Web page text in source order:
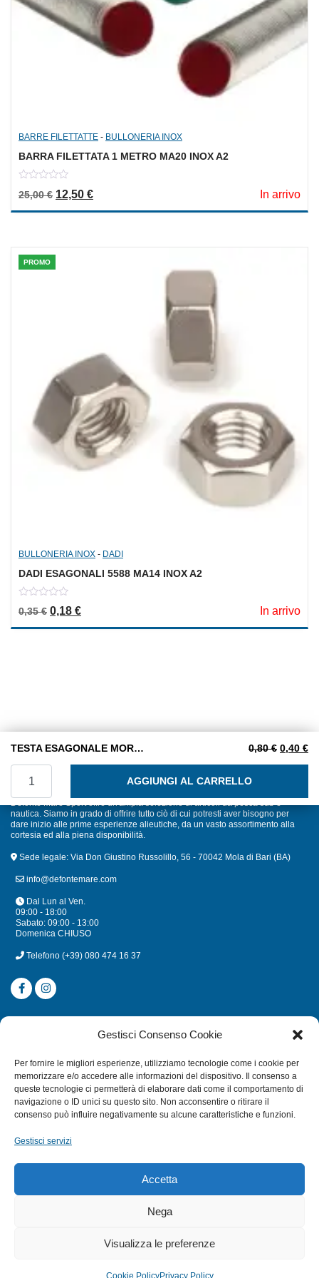
Gestisci Consenso Cookie
Per fornire le migliori esperienze, utilizziamo tecnologie come i cookie per
memorizzare e/o accedere alle informazioni del dispositivo. Il consenso a
queste tecnologie ci permetterà di elaborare dati come il comportamento di
navigazione o ID unici su questo sito. Non acconsentire o ritirare il
consenso può influire negativamente su alcune caratteristiche e funzioni.
Gestisci servizi
Accetta
Nega
Visualizza le preferenze
Cookie PolicyPrivacy Policy
BARRE FILETTATTE - BULLONERIA INOX
BARRA FILETTATA 1 METRO MA20 INOX A2
out
5
25,00€ Il prezzo originale era: 25,00 €.
12,50 €Il prezzo attuale è: 12,50 €. In arrivo
PROMO
BULLONERIA INOX - DADI
DADI ESAGONALI 5588 MA14 INOX A2
out
0,35€ Il prezzo originale era: 0,35 €.
0,18 €Il prezzo attuale è: 0,18 €. In arrivo
TESTA ESAGONALE MORDENTE 10X60 INOX A2 0,80€ Il
0,40 €Il
AGGIUNGI AL CARRELLO
Defonte Mare Sport offre un'ampia selezione di articoli da pesca sub e
nautica. Siamo in grado di offrire tutto ciò di cui potresti aver bisogno per
dare inizio alle prime esperienze alieutiche, da un vasto assortimento alla
cortesia ed alla piena disponibilità.
Sede legale: Via Don Giustino Russolillo, 56 - 70042 Mola di Bari (BA)
info@defontemare.com
Dal Lun al Ven.
09:00 - 18:00
Sabato: 09:00 - 13:00
Domenica CHIUSO
Telefono (+39) 080 474 16 37
CATEGORIE
MULINELLI
CANNE
ACCESSORI NAUTICI
TERMINI E CONDIZIONI